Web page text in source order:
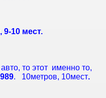
9-10 мест.
то этот именно то,
. 10метров, 10мест.